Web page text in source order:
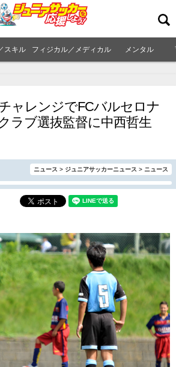
スキル フィジカル／メディカル メンタル
ャレンジでFCバルセロナ
ラブ選抜監督に中西哲生
ニュース > ジュニアサッカーニュース > ニュース